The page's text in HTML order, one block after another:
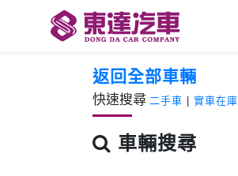
返回全部車輛
快速搜尋 二手車 實車在庫
車輛搜尋